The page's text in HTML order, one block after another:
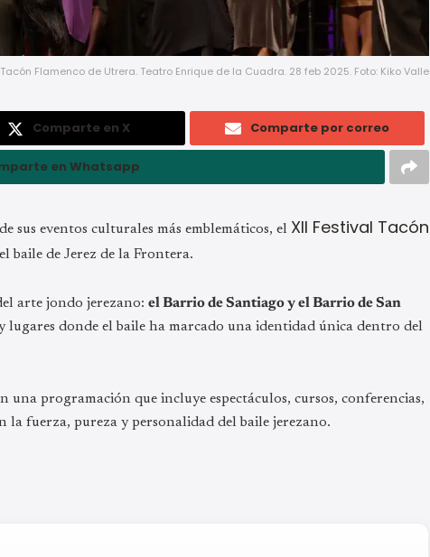
Flamenco de Utrera. Teatro Enrique de la Cuadra. 28 feb 2025. Foto: Kiko Valle
Comparte en X Comparte por correo
en Whatsapp
sus eventos culturales más emblemáticos, el XII Festival Tacón
baile de Jerez de la Frontera.
arte jondo jerezano: el Barrio de Santiago y el Barrio de San
lugares donde el baile ha marcado una identidad única dentro del
una programación que incluye espectáculos, cursos, conferencias,
la fuerza, pureza y personalidad del baile jerezano.